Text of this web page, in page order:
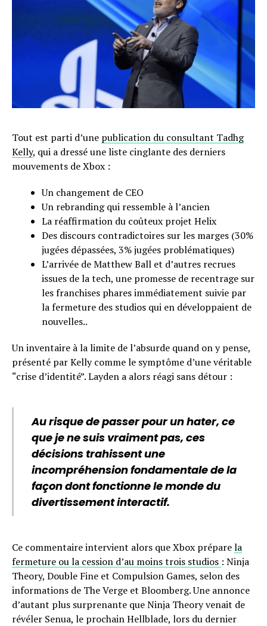
Tout est parti d’une publication du consultant Tadhg
Kelly, qui a dressé une liste cinglante des derniers
mouvements de Xbox :
Un changement de CEO
Un rebranding qui ressemble à l’ancien
La réaffirmation du coûteux projet Helix
Des discours contradictoires sur les marges (30%
jugées dépassées, 3% jugées problématiques)
L’arrivée de Matthew Ball et d’autres recrues
issues de la tech, une promesse de recentrage sur
les franchises phares immédiatement suivie par
la fermeture des studios qui en développaient de
nouvelles..
Un inventaire à la limite de l’absurde quand on y pense,
présenté par Kelly comme le symptôme d’une véritable
“crise d’identité”. Layden a alors réagi sans détour :
Au risque de passer pour un hater, ce
que je ne suis vraiment pas, ces
décisions trahissent une
incompréhension fondamentale de la
façon dont fonctionne le monde du
divertissement interactif.
Ce commentaire intervient alors que Xbox préparela
fermeture ou la cession d’au moins trois studios : Ninja
Theory, Double Fine et Compulsion Games, selon des
informations de The Verge et Bloomberg. Une annonce
d’autant plus surprenante que Ninja Theory venait de
révéler Senua, le prochain Hellblade, lors du dernier